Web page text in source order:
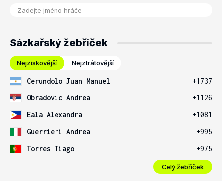
Sázkařský žebříček
Nejziskovější Nejztrátovější
Cerundolo Juan Manuel
+1737
Obradovic Andrea
+1126
Eala Alexandra
+1081
Guerrieri Andrea
+995
Torres Tiago
+975
Celý žebříček